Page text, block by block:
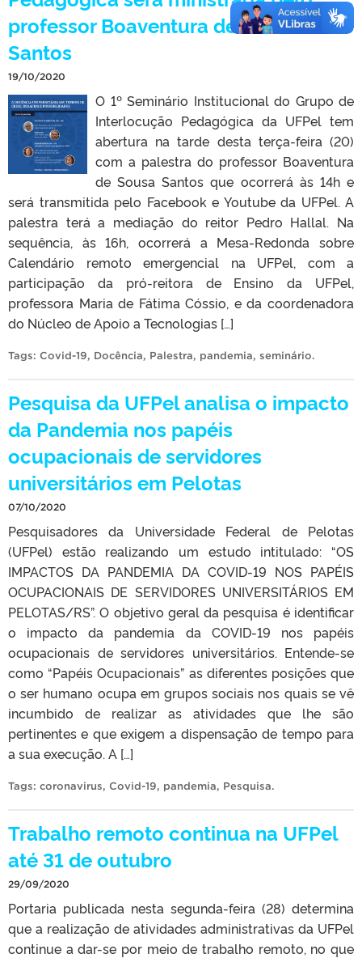
professor Boaventura de Sousa
Santos
19/10/2020
O 1º Seminário Institucional do Grupo de
Interlocução Pedagógica da UFPel tem
abertura na tarde desta terça-feira (20)
com a palestra do professor Boaventura
de Sousa Santos que ocorrerá às 14h e
será transmitida pelo Facebook e Youtube da UFPel. A
palestra terá a mediação do reitor Pedro Hallal. Na
sequência, às 16h, ocorrerá a Mesa-Redonda sobre
Calendário remoto emergencial na UFPel, com a
participação da pró-reitora de Ensino da UFPel,
professora Maria de Fátima Cóssio, e da coordenadora
do Núcleo de Apoio a Tecnologias […]
Tags: Covid-19, Docência, Palestra, pandemia, seminário.
Pesquisa da UFPel analisa o impacto
da Pandemia nos papéis
ocupacionais de servidores
universitários em Pelotas
07/10/2020
Pesquisadores da Universidade Federal de Pelotas
(UFPel) estão realizando um estudo intitulado: “OS
IMPACTOS DA PANDEMIA DA COVID-19 NOS PAPÉIS
OCUPACIONAIS DE SERVIDORES UNIVERSITÁRIOS EM
PELOTAS/RS”. O objetivo geral da pesquisa é identificar
o impacto da pandemia da COVID-19 nos papéis
ocupacionais de servidores universitários. Entende-se
como “Papéis Ocupacionais” as diferentes posições que
o ser humano ocupa em grupos sociais nos quais se vê
incumbido de realizar as atividades que lhe são
pertinentes e que exigem a dispensação de tempo para
a sua execução. A […]
Tags: coronavirus, Covid-19, pandemia, Pesquisa.
Trabalho remoto continua na UFPel
até 31 de outubro
29/09/2020
Portaria publicada nesta segunda-feira (28) determina
que a realização de atividades administrativas da UFPel
continue a dar-se por meio de trabalho remoto, no que